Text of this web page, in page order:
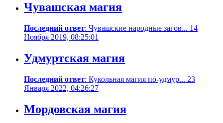
Чувашская магия
Последний ответ: Чувашские народные загов... 14
Ноября 2019, 08:25:01
Удмуртская магия
Последний ответ: Кукольная магия по-удмур... 23
Января 2022, 04:26:27
Мордовская магия